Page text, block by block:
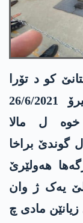
کو د تۆرا
خوەیا جڤاکی دا بەلاڤ کرنە؛ ئیرۆ 26/6/2021
3 درۆنان خوە ل مالا
گوندێ براخا
ھەولێرێ
لێ یەک ژ وان
مادی چ